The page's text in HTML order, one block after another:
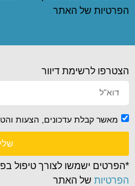
הפרטיות של האתר
הצטרפו לרשימת דיוור
מאשר קבלת עדכונים, הצעות
*הפרטים ישמשו לצורך טיפול
הפרטיות של האתר